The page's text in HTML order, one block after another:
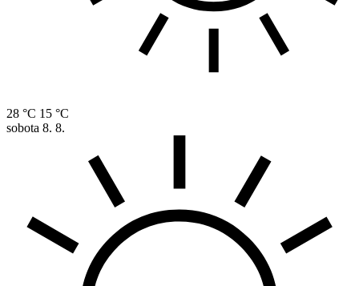
28 °C 15 °C
sobota 8. 8.